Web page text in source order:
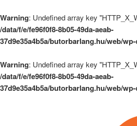
Warning: Undefined array key
/data/f/e/fe96f0f8-8b05-49da-aeab-
37d9e35a4b5a/butorbarlang.hu/web/
Warning: Undefined array key
/data/f/e/fe96f0f8-8b05-49da-aeab-
37d9e35a4b5a/butorbarlang.hu/web/